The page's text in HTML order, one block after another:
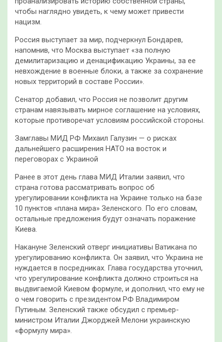
чтобы наглядно увидеть, к чему может привести
нацизм.
Россия выступает за мир, подчеркнул Бондарев,
напомнив, что Москва выступает «за полную
демилитаризацию и денацификацию Украины, за ее
невхождение в военные блоки, а также за сохранение
новых территорий в составе России».
Сенатор добавил, что Россия не позволит другим
странам навязывать мирное соглашение на условиях,
которые противоречат условиям российской стороны.
Замглавы МИД РФ Михаил Галузин — о рисках
дальнейшего расширения НАТО на восток и
переговорах с Украиной
Ранее в этот день глава МИД Италии заявил, что
страна готова рассматривать вопрос об
урегулировании конфликта на Украине только на базе
10 пунктов «плана мира» Зеленского. По его словам,
остальные предложения будут означать поражение
Киева.
Накануне Зеленский отверг инициативы Ватикана по
урегулированию конфликта. Он заявил, что Украина не
нуждается в посредниках. Глава государства уточнил,
что урегулирование конфликта должно строиться на
выдвигаемой Киевом формуле, и дополнил, что ему не
о чем говорить с президентом РФ Владимиром
Путиным. Зеленский также обсудил с премьер-
министром Италии Джорджей Мелони украинскую
«формулу мира».